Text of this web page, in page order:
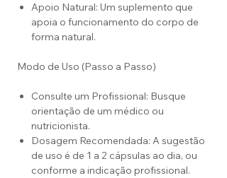
Apoio Natural: Um suplemento que
apoia o funcionamento do corpo de
forma natural.
Modo de Uso (Passo a Passo)
Consulte um Profissional: Busque
orientação de um médico ou
nutricionista.
Dosagem Recomendada: A sugestão
de uso é de 1 a 2 cápsulas ao dia, ou
conforme a indicação profissional.